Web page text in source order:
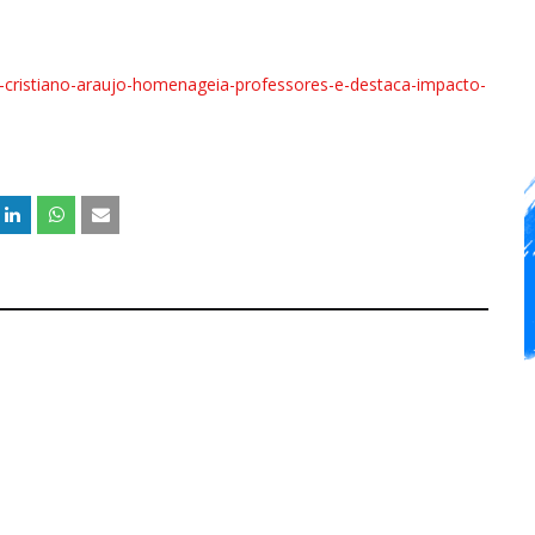
araujo-homenageia-professores-e-destaca-impacto-